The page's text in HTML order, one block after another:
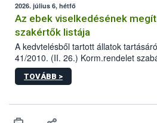
2026. július 6, hétfő
Az ebek viselkedésének
szakértők listája
A kedvtelésből tartott állatok
41/2010. (II. 26.) Korm.rendelet
sérülés, illetve ennek veszélye
hatósági feladatokat, valamint a
vonni az ebek viselkedésének
TOVÁBB >